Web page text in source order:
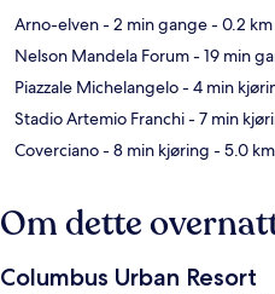
Arno-elven- 2 min gange- 0.2 km
Nelson Mandela Forum- 19 min
Piazzale Michelangelo- 4 min
Stadio Artemio Franchi- 7 min
Coverciano- 8 min kjøring - 5.0 km
Om dette
Columbus Urban Resort